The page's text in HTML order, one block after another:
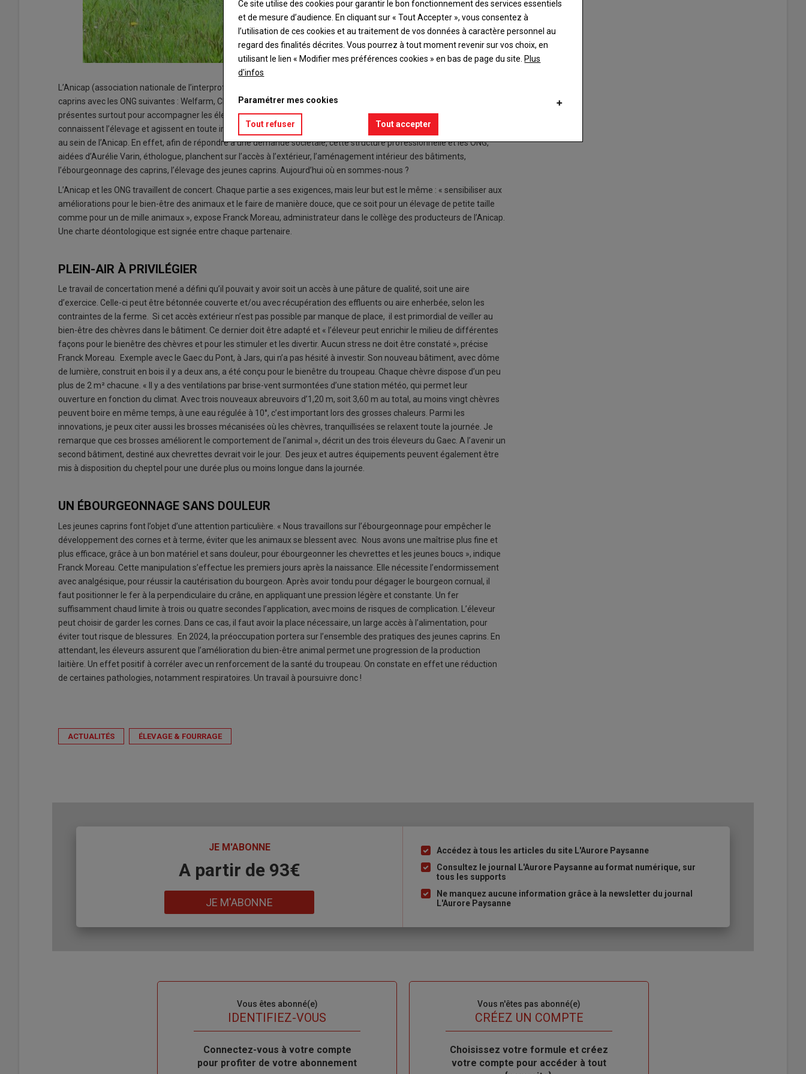
L’Anicap (association nationale de l’interprofession caprine) travaille depuis fin 2017 au bien-être animal pour les
caprins avec les ONG suivantes : Welfarm, CIWF et LFDA. « Ces ONG sont soucieuses du bien-être animal et sont
présentes surtout pour accompagner les éleveurs dans la démarche sans qu’ils aient à investir outre mesure. Elles
connaissent l’élevage et agissent en toute intelligence », précise d’emblée Franck Moreau, qui a été un des initiateurs
au sein de l’Anicap. En effet, afin de répondre à une demande sociétale, cette structure professionnelle et les ONG,
aidées d’Aurélie Varin, éthologue, planchent sur l’accès à l’extérieur, l’aménagement intérieur des bâtiments,
l’ébourgeonnage des caprins, l’élevage des jeunes caprins. Aujourd’hui où en sommes-nous ?
L’Anicap et les ONG travaillent de concert. Chaque partie a ses exigences, mais leur but est le même : « sensibiliser aux
améliorations pour le bien-être des animaux et le faire de manière douce, que ce soit pour un élevage de petite taille
comme pour un de mille animaux », expose Franck Moreau, administrateur dans le collège des producteurs de l’Anicap.
Une charte déontologique est signée entre chaque partenaire.
PLEIN-AIR À PRIVILÉGIER
Le travail de concertation mené a défini qu’il pouvait y avoir soit un accès à une pâture de qualité, soit une aire
d’exercice. Celle-ci peut être bétonnée couverte et/ou avec récupération des effluents ou aire enherbée, selon les
contraintes de la ferme. Si cet accès extérieur n’est pas possible par manque de place, il est primordial de veiller au
bien-être des chèvres dans le bâtiment. Ce dernier doit être adapté et « l’éleveur peut enrichir le milieu de différentes
façons pour le bienêtre des chèvres et pour les stimuler et les divertir. Aucun stress ne doit être constaté », précise
Franck Moreau. Exemple avec le Gaec du Pont, à Jars, qui n’a pas hésité à investir. Son nouveau bâtiment, avec dôme
de lumière, construit en bois il y a deux ans, a été conçu pour le bienêtre du troupeau. Chaque chèvre dispose d’un peu
plus de 2 m² chacune. « Il y a des ventilations par brise-vent surmontées d’une station météo, qui permet leur
ouverture en fonction du climat. Avec trois nouveaux abreuvoirs d’1,20 m, soit 3,60 m au total, au moins vingt chèvres
peuvent boire en même temps, à une eau régulée à 10°, c’est important lors des grosses chaleurs. Parmi les
innovations, je peux citer aussi les brosses mécanisées où les chèvres, tranquillisées se relaxent toute la journée. Je
remarque que ces brosses améliorent le comportement de l’animal », décrit un des trois éleveurs du Gaec. A l’avenir un
second bâtiment, destiné aux chevrettes devrait voir le jour. Des jeux et autres équipements peuvent également être
mis à disposition du cheptel pour une durée plus ou moins longue dans la journée.
UN ÉBOURGEONNAGE SANS DOULEUR
Les jeunes caprins font l’objet d’une attention particulière. « Nous travaillons sur l’ébourgeonnage pour empêcher le
développement des cornes et à terme, éviter que les animaux se blessent avec. Nous avons une maîtrise plus fine et
plus efficace, grâce à un bon matériel et sans douleur, pour ébourgeonner les chevrettes et les jeunes boucs », indique
Franck Moreau. Cette manipulation s’effectue les premiers jours après la naissance. Elle nécessite l’endormissement
avec analgésique, pour réussir la cautérisation du bourgeon. Après avoir tondu pour dégager le bourgeon cornual, il
faut positionner le fer à la perpendiculaire du crâne, en appliquant une pression légère et constante. Un fer
suffisamment chaud limite à trois ou quatre secondes l’application, avec moins de risques de complication. L’éleveur
peut choisir de garder les cornes. Dans ce cas, il faut avoir la place nécessaire, un large accès à l’alimentation, pour
éviter tout risque de blessures. En 2024, la préoccupation portera sur l’ensemble des pratiques des jeunes caprins. En
attendant, les éleveurs assurent que l’amélioration du bien-être animal permet une progression de la production
laitière. Un effet positif à corréler avec un renforcement de la santé du troupeau. On constate en effet une réduction
de certaines pathologies, notamment respiratoires. Un travail à poursuivre donc !
ACTUALITÉS ÉLEVAGE & FOURRAGE
JE M'ABONNE
A partir de 93€
JE M'ABONNE
Liste
à
puce
Accédez à tous les articles du site L'Aurore Paysanne
Consultez le journal L'Aurore Paysanne au format numérique, sur
tous les supports
Ne manquez aucune information grâce à la newsletter du journal
L'Aurore Paysanne
Vous êtes abonné(e)
IDENTIFIEZ-VOUS
Body
Connectez-vous à votre compte
pour profiter de votre abonnement
Vous n'êtes pas abonné(e)
TITRECRÉEZ UN COMPTE
Body
Choisissez votre formule et créez
votre compte pour accéder à tout
Ce site utilise des cookies pour garantir le bon fonctionnement des services essentiels
et de mesure d’audience. En cliquant sur « Tout Accepter », vous consentez à
l’utilisation de ces cookies et au traitement de vos données à caractère personnel au
regard des finalités décrites. Vous pourrez à tout moment revenir sur vos choix, en
utilisant le lien « Modifier mes préférences cookies » en bas de page du site. Plus
d'infos
Paramétrer mes cookies
Tout refuser Tout accepter